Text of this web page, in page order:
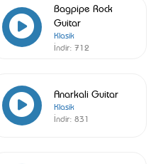
Bagpipe Rock
Guitar
Klasik
İndir: 712
Anarkali Guitar
Klasik
İndir: 831